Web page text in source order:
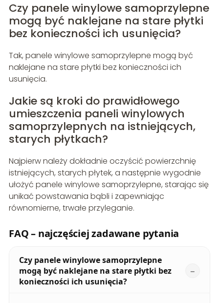
Czy panele winylowe samoprzylepne
mogą być naklejane na stare płytki
bez konieczności ich usunięcia?
Tak, panele winylowe samoprzylepne mogą być
naklejane na stare płytki bez konieczności ich
usunięcia.
Jakie są kroki do prawidłowego
umieszczenia paneli winylowych
samoprzylepnych na istniejących,
starych płytkach?
Najpierw należy dokładnie oczyścić powierzchnię
istniejących, starych płytek, a następnie wygodnie
ułożyć panele winylowe samoprzylepne, starając się
unikać powstawania bąbli i zapewniając
równomierne, trwałe przyleganie.
FAQ – najczęściej zadawane pytania
Czy panele winylowe samoprzylepne
mogą być naklejane na stare płytki bez
konieczności ich usunięcia?